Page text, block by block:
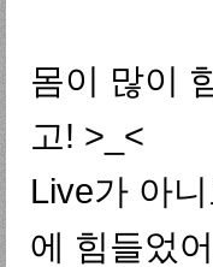
몸이 많이
고! >_<
Live가 아
에 힘들었